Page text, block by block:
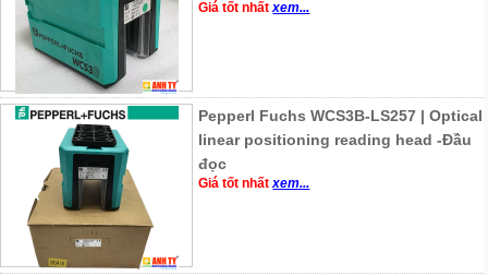
Giá tốt nhấtxem...
Pepperl Fuchs WCS3B-LS257 | Optical
linear positioning reading head -Đầu
đọc
Giá tốt nhấtxem...